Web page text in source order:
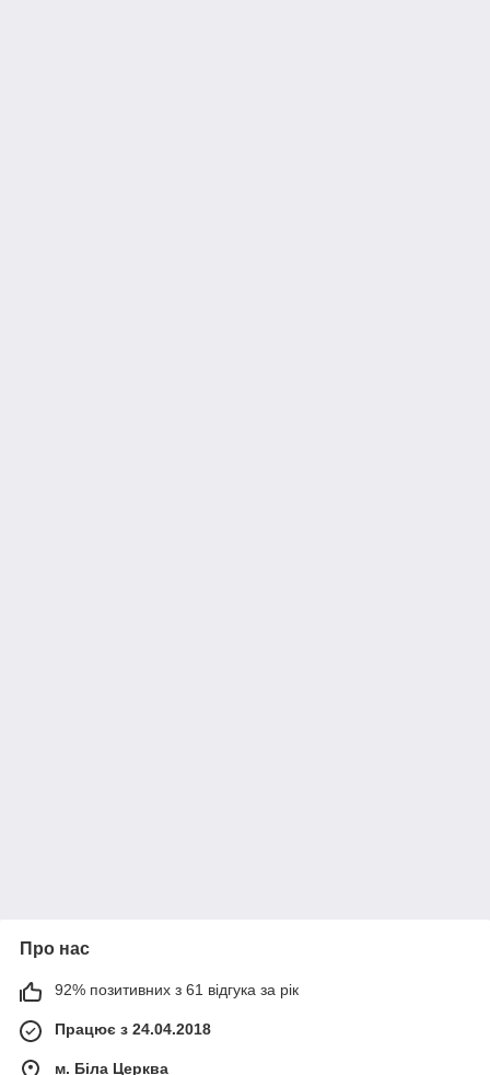
Про нас
92% позитивних з 61 відгука за рік
Працює з 24.04.2018
м. Біла Церква